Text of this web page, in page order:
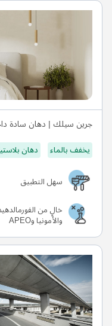
جرين سيلك | دهان سادة
يخفف بالماء دهان
سهل التطبيق
خالٍ من
والأمونيا وAPEO